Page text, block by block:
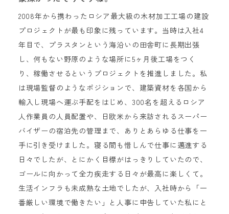
2008年から携わったロシア最大級の木材加工工場の建設
プロジェクトが最も印象に残っています。当時は入社4
年目で、プラスタンという海沿いの田舎町に長期出張
し、何もない野原のような場所に5ヶ月後工場をつく
り、稼働させるというプロジェクトを推進しました。私
は現場監督のようなポジションで、建築資材を各国から
輸入し現場へ運ぶ手配をはじめ、300名を超えるロシア
人作業員の人員配置や、日欧米から来訪されるスーパー
バイザーの宿泊先の管理まで、ありとあらゆる仕事を一
手に引き受けました。寝る間も惜しんで仕事に邁進する
日々でしたが、とにかく目標がはっきりしていたので、
ゴールに向かって全力疾走する日々が最高に楽しくて。
生活インフラも未成熟な土地でしたが、入社時から「一
番厳しい環境で働きたい」と人事に申告していた私にと